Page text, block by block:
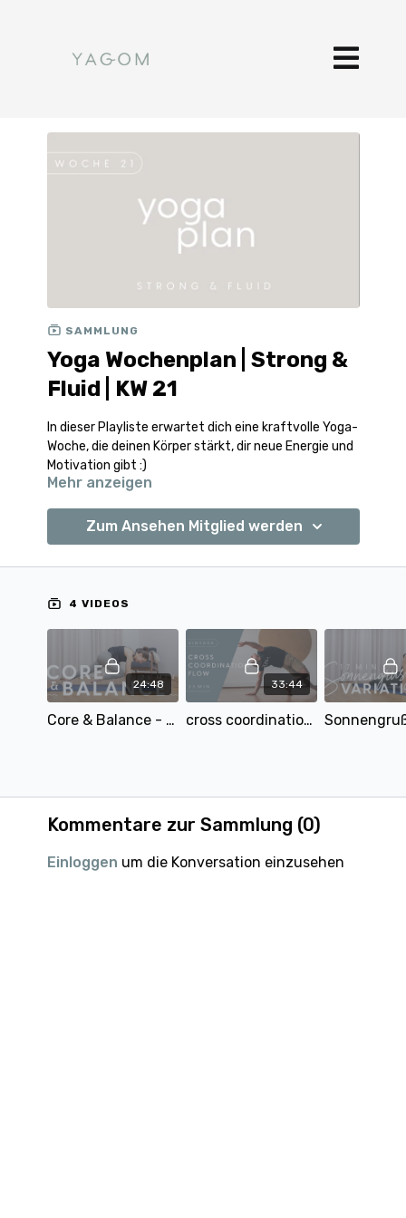
SAMMLUNG
Yoga Wochenplan | Strong &
Fluid | KW 21
In dieser Playliste erwartet dich eine kraftvolle Yoga-
Woche, die deinen Körper stärkt, dir neue Energie und
Motivation gibt :)
kommen dabei natürlich nicht zu kurz :)
Mehr anzeigen
Zum Ansehen Mitglied werden
4 VIDEOS
24:48
Core & Balance - Arme und Bauch stärken - Yoga für Balance und Fokus | mit Alina
33:44
cross coordination flow | mit Tobi | 33 Min
Kommentare zur Sammlung (0)
Einloggen um die Konversation einzusehen